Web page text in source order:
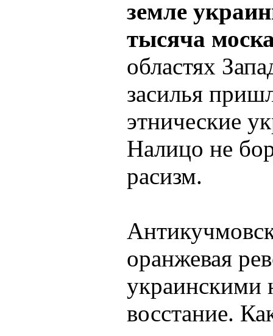
земле
тысяча
областях
засилья
этнические
Налицо не
расизм.
оранжевая
украинскими
восстание.